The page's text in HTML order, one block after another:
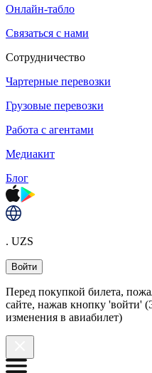
Онлайн-табло
Связаться с нами
Сотрудничество
Чартерные перевозки
Грузовые перевозки
Работа с агентами
Медиакит
Блог
. UZS
Войти
Перед покупкой билета,
сайте, нажав кнопку 'войти'
изменения в авиабилет)